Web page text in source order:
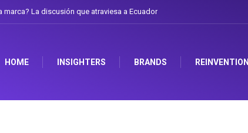
y el arte de cambiarse el sombrero en Corporación Favorita
HOME INSIGHTERS BRANDS REINVENTION